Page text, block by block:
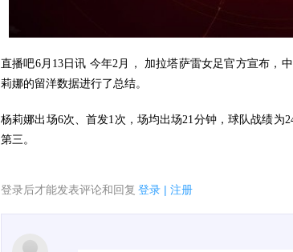
直播吧6月13日讯 今年2月， 加拉塔萨雷女足官方宣布，
莉娜的留洋数据进行了总结。
杨莉娜出场6次、首发1次，场均出场21分钟，球队战绩为
第三。
登录后才能发表评论和回复 登录 | 注册